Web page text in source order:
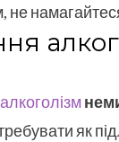
не
як